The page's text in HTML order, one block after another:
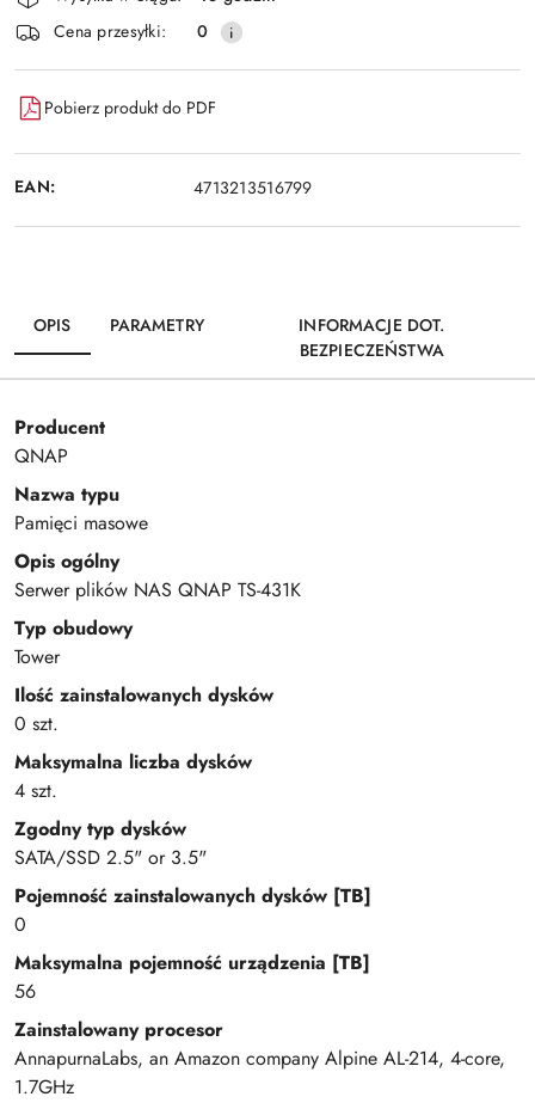
Cena przesyłki:
0
Pobierz produkt do PDF
EAN: 4713213516799
OPIS PARAMETRY
INFORMACJE DOT.
BEZPIECZEŃSTWA
Producent
QNAP
Nazwa typu
Pamięci masowe
Opis ogólny
Serwer plików NAS QNAP TS-431K
Typ obudowy
Tower
Ilość zainstalowanych dysków
0 szt.
Maksymalna liczba dysków
4 szt.
Zgodny typ dysków
SATA/SSD 2.5" or 3.5"
Pojemność zainstalowanych dysków [TB]
0
Maksymalna pojemność urządzenia [TB]
56
Zainstalowany procesor
AnnapurnaLabs, an Amazon company Alpine AL-214, 4-core,
1.7GHz